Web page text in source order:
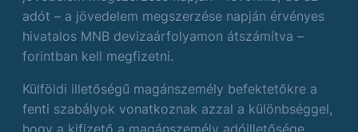
adót – a jövedelem megszerzése napján érvényes
hivatalos MNB devizaárfolyamon átszámítva –
forintban kell megfizetni.
Külföldi illetőségű magánszemély befektetőkre a
fenti szabályok vonatkoznak azzal a különbséggel,
hogy a kifizető a magánszemély adóilletősége